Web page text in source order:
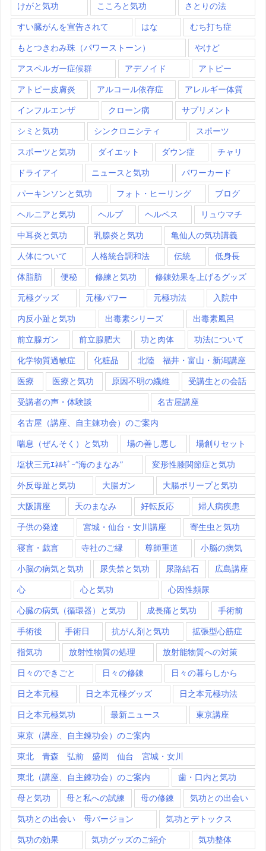
けがと気功 こころと気功 さとりの法
すい臓がんを宣告されて はな むち打ち症
もとつきわみ珠（パワーストーン） やけど
アスペルガー症候群 アデノイド アトピー
アトピー皮膚炎 アルコール依存症 アレルギー体質
インフルエンザ クローン病 サプリメント
シミと気功 シンクロニシティ スポーツ
スポーツと気功 ダイエット ダウン症 チャリ
ドライアイ ニュースと気功 パワーカード
パーキンソンと気功 フォト・ヒーリング ブログ
ヘルニアと気功 ヘルプ ヘルペス リュウマチ
中耳炎と気功 乳腺炎と気功 亀仙人の気功講義
人体について 人格統合調和法 伝統 低身長
体脂肪 便秘 修練と気功 修錬効果を上げるグッズ
元極グッズ 元極パワー 元極功法 入院中
内反小趾と気功 出毒素シリーズ 出毒素風呂
前立腺ガン 前立腺肥大 功と肉体 功法について
化学物質過敏症 化粧品 北陸 福井・富山・新潟講座
医療 医療と気功 原因不明の繊維 受講生との会話
受講者の声・体験談 名古屋講座
名古屋（講座、自主錬功会）のご案内
喘息（ぜんそく）と気功 場の善し悪し 場創りセット
塩状三元ｴﾈﾙｷﾞｰ”海のまなみ” 変形性膝関節症と気功
外反母趾と気功 大腸ガン 大腸ポリープと気功
大阪講座 天のまなみ 好転反応 婦人病疾患
子供の発達 宮城・仙台・女川講座 寄生虫と気功
寝言・戯言 寺社のご縁 尊師重道 小脳の病気
小脳の病気と気功 尿失禁と気功 尿路結石 広島講座
心 心と気功 心因性頻尿
心臓の病気（循環器）と気功 成長痛と気功 手術前
手術後 手術日 抗がん剤と気功 拡張型心筋症
指気功 放射性物質の処理 放射能物質への対策
日々のできごと 日々の修錬 日々の暮らしから
日之本元極 日之本元極グッズ 日之本元極功法
日之本元極気功 最新ニュース 東京講座
東京（講座、自主錬功会）のご案内
東北 青森 弘前 盛岡 仙台 宮城・女川
東北（講座、自主錬功会）のご案内 歯・口内と気功
母と気功 母と私への試練 母の修錬 気功との出会い
気功との出会い 母バージョン 気功とデトックス
気功の効果 気功グッズのご紹介 気功整体